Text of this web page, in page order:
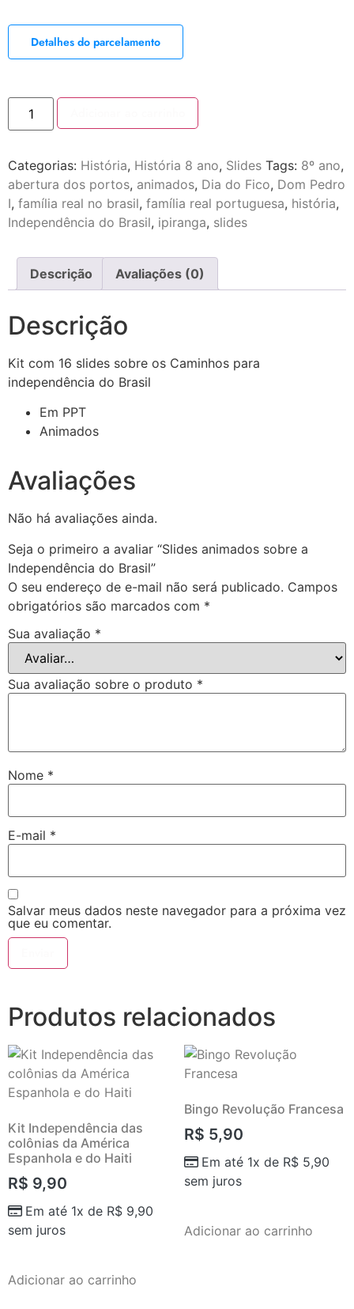
Detalhes do parcelamento
Categorias: História, História 8 ano, Slides Tags: 8º ano,
abertura dos portos, animados, Dia do Fico, Dom Pedro
I, família real no brasil, família real portuguesa, história,
Independência do Brasil, ipiranga, slides
Descrição Avaliações (0)
Descrição
Kit com 16 slides sobre os Caminhos para
independência do Brasil
Em PPT
Animados
Avaliações
Não há avaliações ainda.
Seja o primeiro a avaliar “Slides animados sobre a
Independência do Brasil”
O seu endereço de e-mail não será publicado. Campos
obrigatórios são marcados com *
Sua avaliação *
Sua avaliação sobre o produto *
Nome *
E-mail *
Salvar meus dados neste navegador para a próxima vez
que eu comentar.
Produtos relacionados
Kit Independência das
colônias da América
Espanhola e do Haiti
R$ 9,90
Em até 1x de R$ 9,90
sem juros
Adicionar ao carrinho
Bingo Revolução Francesa
R$ 5,90
Em até 1x de R$5,90
sem juros
Adicionar ao carrinho